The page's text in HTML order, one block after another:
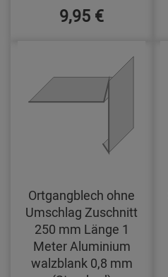
9,95 €
Ortgangblech ohne
Umschlag Zuschnitt
250 mm Länge 1
Meter Aluminium
walzblank 0,8 mm